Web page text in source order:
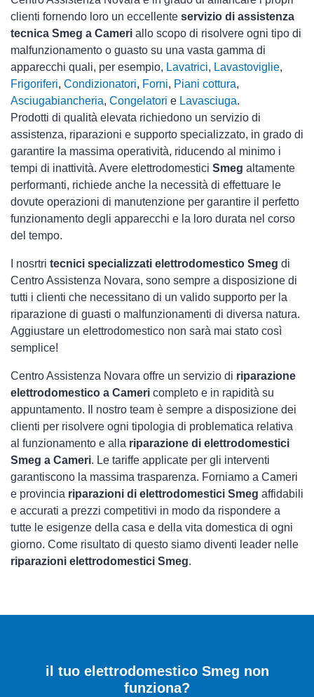
clienti fornendo loro un eccellente servizio di assistenza
tecnica Smeg a Cameri allo scopo di risolvere ogni tipo di
malfunzionamento o guasto su una vasta gamma di
apparecchi quali, per esempio, Lavatrici, Lavastoviglie,
Frigoriferi, Condizionatori, Forni, Piani cottura,
Asciugabiancheria, Congelatori e Lavasciuga.
Prodotti di qualità elevata richiedono un servizio di
assistenza, riparazioni e supporto specializzato, in grado di
garantire la massima operatività, riducendo al minimo i
tempi di inattività. Avere elettrodomestici Smeg altamente
performanti, richiede anche la necessità di effettuare le
dovute operazioni di manutenzione per garantire il perfetto
funzionamento degli apparecchi e la loro durata nel corso
del tempo.
I nosrtri tecnici specializzati elettrodomestico Smeg di
Centro Assistenza Novara, sono sempre a disposizione di
tutti i clienti che necessitano di un valido supporto per la
riparazione di guasti o malfunzionamenti di diversa natura.
Aggiustare un elettrodomestico non sarà mai stato così
semplice!
Centro Assistenza Novara offre un servizio di riparazione
elettrodomestico a Cameri completo e in rapidità su
appuntamento. Il nostro team è sempre a disposizione dei
clienti per risolvere ogni tipologia di problematica relativa
al funzionamento e alla riparazione di elettrodomestici
Smeg a Cameri. Le tariffe applicate per gli interventi
garantiscono la massima trasparenza. Forniamo a Cameri
e provincia riparazioni di elettrodomestici Smeg affidabili
e accurati a prezzi competitivi in modo da rispondere a
tutte le esigenze della casa e della vita domestica di ogni
giorno. Come risultato di questo siamo diventi leader nelle
riparazioni elettrodomestici Smeg.
il tuo elettrodomestico Smeg non
funziona?